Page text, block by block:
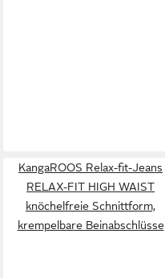
KangaROOS Relax-fit-Jeans
RELAX-FIT HIGH WAIST
knöchelfreie Schnittform,
krempelbare Beinabschlüsse